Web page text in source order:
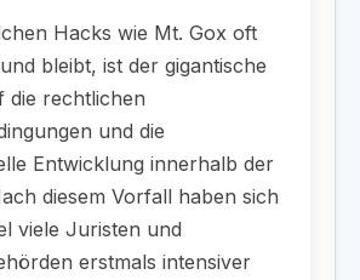
Hacks wie Mt. Gox oft
bleibt, ist der gigantische
die rechtlichen
und die
Entwicklung innerhalb der
diesem Vorfall haben sich
viele Juristen und
erstmals intensiver